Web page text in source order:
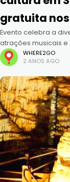
gratuita nos
Evento celebra a
atrações musicais e
de dezembro, São
WHERE2GO
2 ANOS AGO